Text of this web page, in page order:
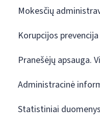
Mokesčių
Korupcijos prevencija
Pranešėjų apsauga.
Administracinė
Statistiniai duomenys